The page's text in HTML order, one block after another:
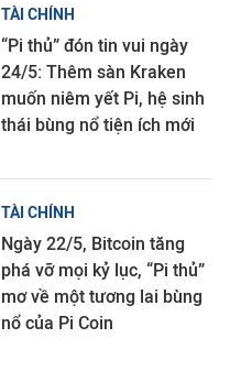
TÀI CHÍNH
“Pi thủ” đón tin vui ngày
24/5: Thêm sàn Kraken
muốn niêm yết Pi, hệ sinh
thái bùng nổ tiện ích mới
TÀI CHÍNH
Ngày 22/5, Bitcoin tăng
phá vỡ mọi kỷ lục, “Pi thủ”
mơ về một tương lai bùng
nổ của Pi Coin